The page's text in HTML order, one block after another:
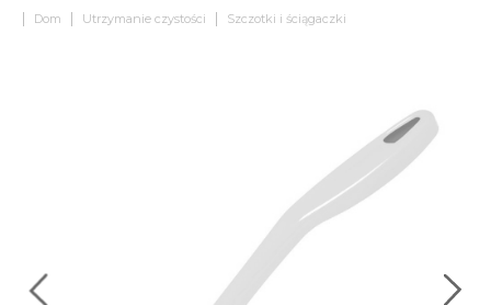
| Dom | Utrzymanie czystości | Szczotki i ściągaczki